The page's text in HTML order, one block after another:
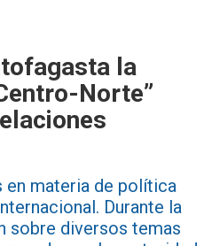
la
Norte”
materia de política
Durante la
sobre diversos temas